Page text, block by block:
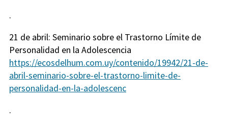
.
21 de abril: Seminario sobre el Trastorno Límite de
Personalidad en la Adolescencia
https://ecosdelhum.com.uy/contenido/19942/21-de-
abril-seminario-sobre-el-trastorno-limite-de-
personalidad-en-la-adolescenc
.